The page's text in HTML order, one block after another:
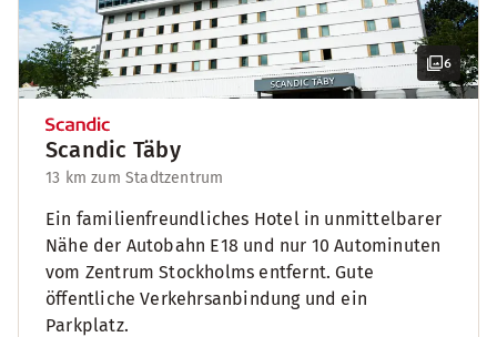
6
Scandic Täby
13 km zum Stadtzentrum
Ein familienfreundliches Hotel in unmittelbarer
Nähe der Autobahn E18 und nur 10 Autominuten
vom Zentrum Stockholms entfernt. Gute
öffentliche Verkehrsanbindung und ein
Parkplatz.